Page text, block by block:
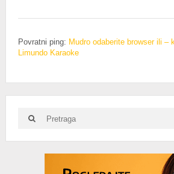
Povratni ping: Mudro odaberite browser ili –
Limundo Karaoke
Search